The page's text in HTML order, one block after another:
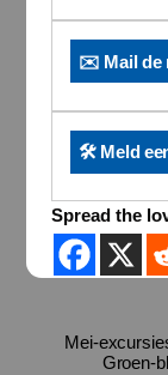
✉️ Mail de
🛠️ Meld
Spread the
Mei-
Groen-